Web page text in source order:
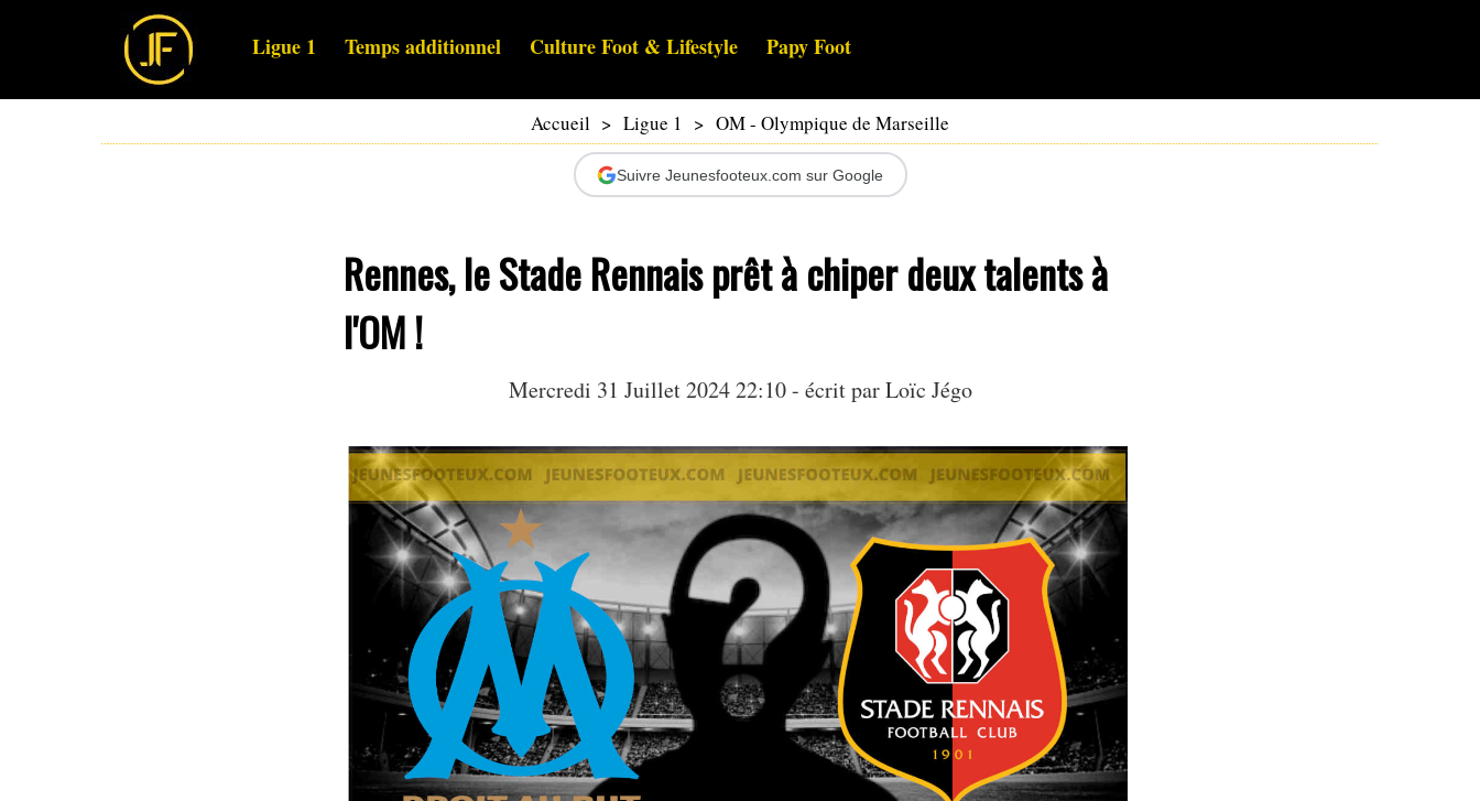
Ligue 1 Temps additionnel Culture Foot & Lifestyle Papy Foot
Accueil > Ligue 1 > OM - Olympique de Marseille
Suivre Jeunesfooteux.com sur Google
Rennes, le Stade Rennais prêt à chiper deux talents à
l'OM !
Mercredi 31 Juillet 2024 22:10 - écrit parLoïc Jégo